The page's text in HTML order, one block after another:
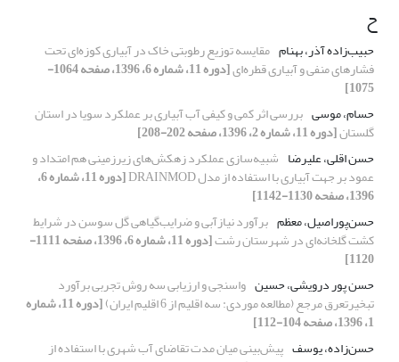
ح
حبیب‌زاده آذر، بهنام مقایسه توزیع رطوبتی خاک در آبیاری کوزه‌ای تحت
فشارهای منفی و آبیاری قطره‌ای [دوره 11، شماره 6، 1396، صفحه 1064-
1075]
حسام، موسی بررسی اثر کمی و کیفی آب آبیاری بر عملکرد سویا در استان
گلستان[دوره 11، شماره 2، 1396، صفحه 202-208]
حسن اقلی، علیرضا شبیه‌سازی عملکرد زهکش‌های زیرزمینی هم امتداد و
عمود بر جهت آبیاری با استفاده از مدل DRAINMOD [دوره 11، شماره 6،
1396، صفحه 1130-1142]
حسن‌پوراصیل، معظم برآورد نیاز‌آبی و ضرایب‌گیاهی گل سوسن در شرایط
کشت گلخانه‌ای در شهرستان رشت [دوره 11، شماره 6، 1396، صفحه 1111-
1120]
حسن پور درویشی، حسین واسنجی و ارزیابی سه روش تجربی برآورد
تبخیرتعرق مرجع (مطالعه موردی: سه اقلیم از 6 اقلیم ایران) [دوره 11، شماره
1، 1396، صفحه 104-112]
حسن‌زاده، یوسف پیش‌بینی میان مدت تقاضای آب شهری با استفاده از